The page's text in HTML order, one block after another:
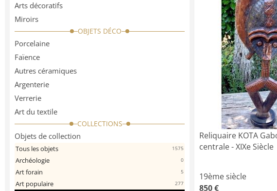
Arts décoratifs
Miroirs
OBJETS DÉCO
Porcelaine
Faïence
Autres céramiques
Argenterie
Verrerie
Art du textile
COLLECTIONS
Objets de collection
Tous les objets 1575
Archéologie 0
Art forain 5
Art populaire 277
Reliquaire KOTA
centrale - XIXe Siècle
19ème siècle
850 €